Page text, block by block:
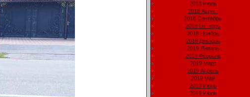
2018 Июль
2018 Август
2018 Сентябрь
2018 Октябрь
2018 Ноябрь
2018 Декабрь
2019 Январь
2019 Февраль
2019 Март
2019 Апрель
2019 Май
2019 Июнь
2019 Июль